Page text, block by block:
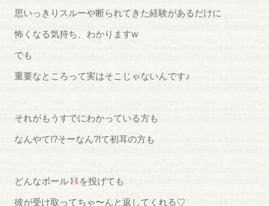
思いっきりスルーや断られてきた経験があるだけに
怖くなる気持ち、わかりますw
でも
重要なところって実はそこじゃないんです♪
それがもうすでにわかっている方も
なんやて!?そーなん?!て初耳の方も
どんなボール を投げても
彼が受け取ってちゃ〜んと返してくれる♡